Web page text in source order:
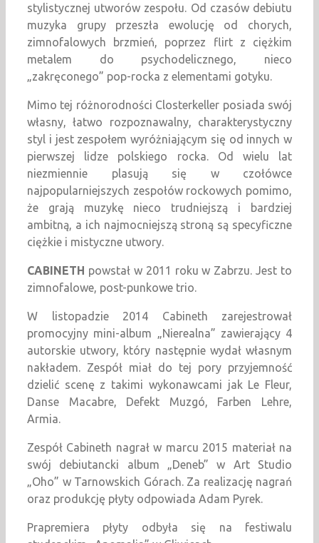
stylistycznej utworów zespołu. Od czasów debiutu
muzyka grupy przeszła ewolucję od chorych,
zimnofalowych brzmień, poprzez flirt z ciężkim
metalem do psychodelicznego, nieco
„zakręconego” pop-rocka z elementami gotyku.
Mimo tej różnorodności Closterkeller posiada swój
własny, łatwo rozpoznawalny, charakterystyczny
styl i jest zespołem wyróżniającym się od innych w
pierwszej lidze polskiego rocka. Od wielu lat
niezmiennie plasują się w czołówce
najpopularniejszych zespołów rockowych pomimo,
że grają muzykę nieco trudniejszą i bardziej
ambitną, a ich najmocniejszą stroną są specyficzne
ciężkie i mistyczne utwory.
CABINETH powstał w 2011 roku w Zabrzu. Jest to
zimnofalowe, post-punkowe trio.
W listopadzie 2014 Cabineth zarejestrował
promocyjny mini-album „Nierealna” zawierający 4
autorskie utwory, który następnie wydał własnym
nakładem. Zespół miał do tej pory przyjemność
dzielić scenę z takimi wykonawcami jak Le Fleur,
Danse Macabre, Defekt Muzgó, Farben Lehre,
Armia.
Zespół Cabineth nagrał w marcu 2015 materiał na
swój debiutancki album „Deneb” w Art Studio
„Oho” w Tarnowskich Górach. Za realizację nagrań
oraz produkcję płyty odpowiada Adam Pyrek.
Prapremiera płyty odbyła się na festiwalu